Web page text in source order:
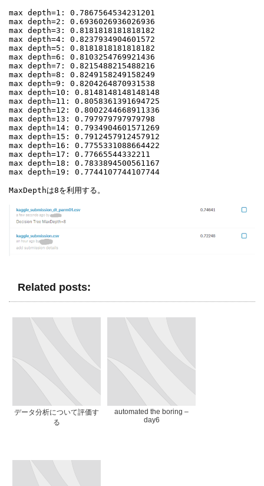
max depth=1: 0.7867564534231201
max depth=2: 0.6936026936026936
max depth=3: 0.8181818181818182
max depth=4: 0.8237934904601572
max depth=5: 0.8181818181818182
max depth=6: 0.8103254769921436
max depth=7: 0.8215488215488216
max depth=8: 0.8249158249158249
max depth=9: 0.8204264870931538
max depth=10: 0.8148148148148148
max depth=11: 0.8058361391694725
max depth=12: 0.8002244668911336
max depth=13: 0.797979797979798
max depth=14: 0.7934904601571269
max depth=15: 0.7912457912457912
max depth=16: 0.7755331088664422
max depth=17: 0.77665544332211
max depth=18: 0.7833894500561167
max depth=19: 0.7744107744107744
MaxDepthは8を利用する。
Related posts:
データ分析について評価す
る
automated the boring –
day6